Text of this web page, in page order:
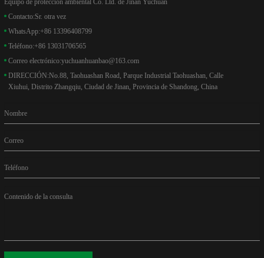
Equipo de protección ambiental Co. Ltd. de Jinan Yuchuan
Contacto:Sr. otra vez
WhatsApp:+86 13396408799
Teléfono:+86 13031706565
Correo electrónico:yuchuanhuanbao@163.com
DIRECCIÓN:No.88, Taohuashan Road, Parque Industrial Taohuashan, Calle
Xiuhui, Distrito Zhangqiu, Ciudad de Jinan, Provincia de Shandong, China
Nombre
Correo
Teléfono
Contenido de la consulta